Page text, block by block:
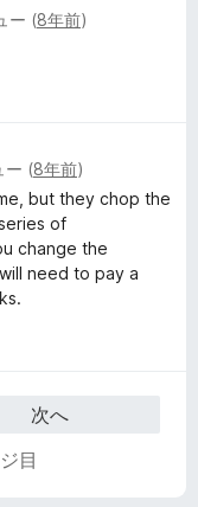
ー (8年前)
ー (8年前)
but they chop the
of
change the
need to pay a
次へ
目